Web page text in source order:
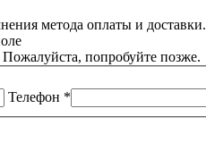
метода оплаты и доставки.
Пожалуйста, попробуйте позже.
Телефон *